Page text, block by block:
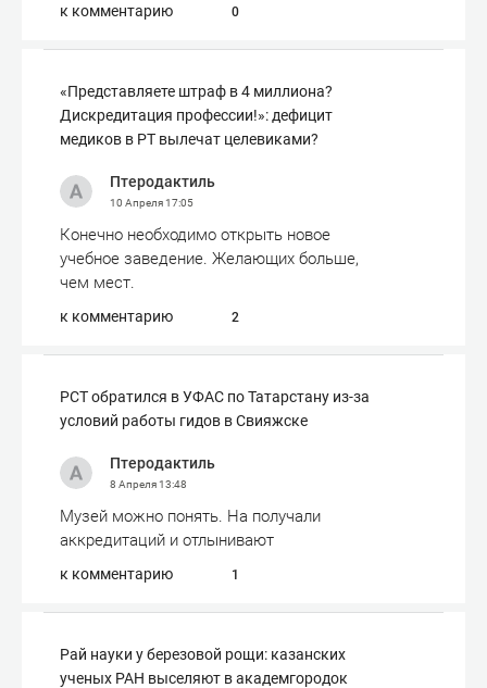
к комментарию 0
«Представляете штраф в 4 миллиона?
Дискредитация профессии!»: дефицит
медиков в РТ вылечат целевиками?
Птеродактиль
10 Апреля17:05
Конечно необходимо открыть новое
учебное заведение. Желающих больше,
чем мест.
к комментарию 2
РСТ обратился в УФАС по Татарстану из-за
условий работы гидов в Свияжске
Птеродактиль
8 Апреля13:48
Музей можно понять. На получали
аккредитаций и отлынивают
к комментарию 1
Рай науки у березовой рощи: казанских
ученых РАН выселяют в академгородок